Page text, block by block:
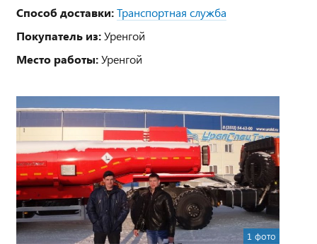
Способ доставки:Транспортная служба
Покупатель из:Уренгой
Место работы:Уренгой
1 фото